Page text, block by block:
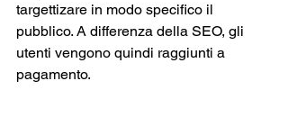
targettizare in modo specifico il
pubblico. A differenza della SEO, gli
utenti vengono quindi raggiunti a
pagamento.